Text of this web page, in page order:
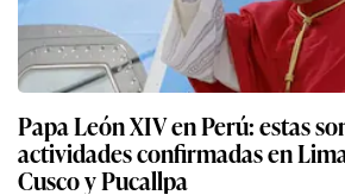
Papa León XIV en Perú: estas
actividades confirmadas en
Cusco y Pucallpa